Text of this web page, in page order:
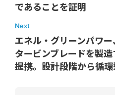
であることを証明
Next
エネル・グリーンパワ
タービンブレードを製
提携。設計段階から循